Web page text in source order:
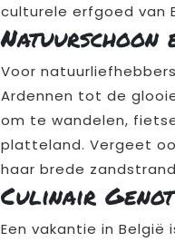
culturele erfgoed van
Natuurschoon
Voor
Ardennen tot de
om te wandelen,
platteland. Vergeet
haar brede
Culinair
Een vakantie in